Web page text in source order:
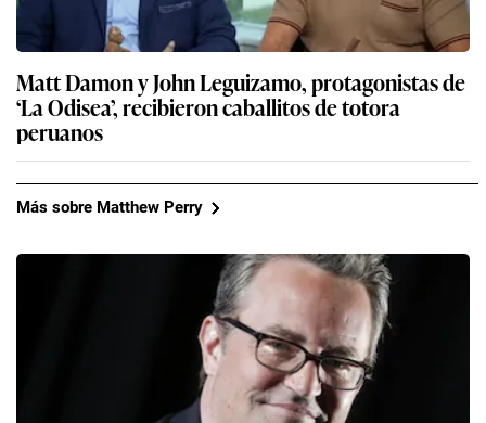
Matt Damon y John Leguizamo, protagonistas de
‘La Odisea’, recibieron caballitos de totora
peruanos
Más sobre Matthew Perry